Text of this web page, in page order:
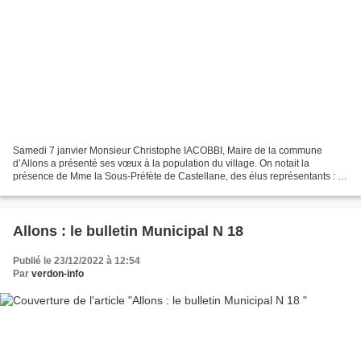
Samedi 7 janvier Monsieur Christophe IACOBBI, Maire de la commune
d’Allons a présenté ses vœux à la population du village. On notait la
présence de Mme la Sous-Préfète de Castellane, des élus représentants : le
Allons : le bulletin Municipal N 18
Publié le 23/12/2022 à 12:54
Par verdon-info